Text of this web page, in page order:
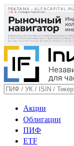
РЕКЛАМА • ALFACAPITAL.RU
Акции
Облигации
ПИФ
ETF